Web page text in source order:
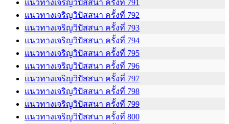
แนวทางเจริญวิปัสสนา ครั้งที่ 791
แนวทางเจริญวิปัสสนา ครั้งที่ 792
แนวทางเจริญวิปัสสนา ครั้งที่ 793
แนวทางเจริญวิปัสสนา ครั้งที่ 794
แนวทางเจริญวิปัสสนา ครั้งที่ 795
แนวทางเจริญวิปัสสนา ครั้งที่ 796
แนวทางเจริญวิปัสสนา ครั้งที่ 797
แนวทางเจริญวิปัสสนา ครั้งที่ 798
แนวทางเจริญวิปัสสนา ครั้งที่ 799
แนวทางเจริญวิปัสสนา ครั้งที่ 800